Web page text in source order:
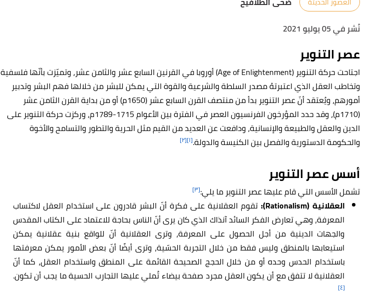
نُشر في 05 يوليو 2021
عصر التنوير
اجتاحت حركة التنوير (Age of Enlightenment) أوروبا في القرنين السابع عشر والثامن عشر، وتميّزت بأنّها فلسفية
وتخاطب العقل الذي اعتبرتهُ مصدر السلطة والشرعية والقوة التي يمكن للبشر من خلالها فهم البشر وتدبير
أمورهم، ويُعتقد أنّ عصر التنوير بدأ من منتصف القرن السابع عشر (1650م) أو من بداية القرن الثامن عشر
(1710م)، وقد حدد المؤرخون الفرنسيون العصر في الفترة بين الأعوام 1715-1789م، وركزت حركة التنوير على
الدين والعقل والطبيعة والإنسانية، ودافعت عن العديد من القيم مثل الحرية والتطور والتسامح والأخوة
والحكومة الدستورية والفصل بين الكنيسة والدولة.[١] [٢]
أسسعصر التنوير
تشمل الأسس التي قام عليهاعصر التنوير ما يلي:[٣]
العقلانية (Rationalism):
تقوم العقلانية على فكرة أنّ البشر قادرون على استخدام العقل لاكتساب
المعرفة، وهي تعارض الفكر السائد آنذاك الذي كان يرى أنّ الناس بحاجة للاعتماد على الكتاب المقدس
والجهات الدينية من أجل الحصول على المعرفة، وترى العقلانية أنّ للواقع بنية عقلانية يمكن
استيعابها بالمنطق وليس فقط من خلال التجربة الحسّية، وترى أيضًا أنّ بعض الأمور يمكن معرفتها
باستخدام الحدس وحده أو من خلال الحجج الصحيحة القائمة على المنطق واستخدام العقل، كما أنّ
العقلانية لا تتفق مع أن يكون العقل مجرد صفحة بيضاء تُملي عليها التجارب الحسية ما يجب أن تكون.
[٤]